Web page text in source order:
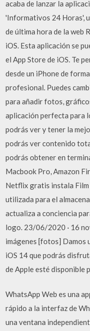
acaba de lanzar la
'Informativos 24 Horas',
de última hora de la web
iOS. Esta aplicación se
el App Store de iOS. Te
desde un iPhone de
profesional. Puedes
para añadir fotos,
aplicación perfecta para
podrás ver y tener la
podrás ver contenido
podrás obtener en
Macbook Pro, Amazon
Netflix gratis instala Film
utilizada para el
actualiza a conciencia
logo. 23/06/2020 · 16
imágenes [fotos] Damos
iOS 14 que podrás
de Apple esté disponible
WhatsApp Web es una
rápido a la interfaz de
una ventana